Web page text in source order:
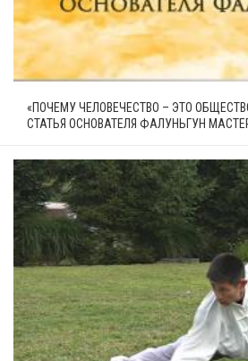
«ПОЧЕМУ ЧЕЛОВЕЧЕСТВО – ЭТО
СТАТЬЯ ОСНОВАТЕЛЯ ФАЛУНЬГУН